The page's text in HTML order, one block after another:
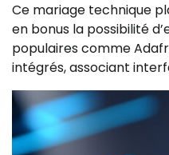
Ce mariage technique
en bonus la possibilité
populaires comme
intégrés, associant